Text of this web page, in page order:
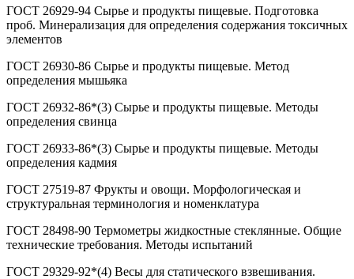
ГОСТ 26929-94 Сырье и продукты пищевые. Подготовка
проб. Минерализация для определения содержания токсичных
элементов
ГОСТ 26930-86 Сырье и продукты пищевые. Метод
определения мышьяка
ГОСТ 26932-86*(3) Сырье и продукты пищевые. Методы
определения свинца
ГОСТ 26933-86*(3) Сырье и продукты пищевые. Методы
определения кадмия
ГОСТ 27519-87 Фрукты и овощи. Морфологическая и
структуральная терминология и номенклатура
ГОСТ 28498-90 Термометры жидкостные стеклянные. Общие
технические требования. Методы испытаний
ГОСТ 29329-92*(4) Весы для статического взвешивания.